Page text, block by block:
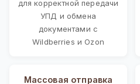
для корректной передачи
УПД и обмена
документами с
Wildberries и Ozon
Массовая отправка